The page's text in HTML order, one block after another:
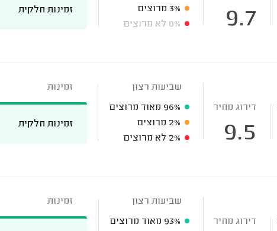
9.7
3% מרוצים
0% לא מרוצים
זמינות חלקית
דירוג מחיר
9.5
שביעות רצון
96% מאוד מרוצים
2% מרוצים
2% לא מרוצים
זמינות
זמינות חלקית
דירוג מחיר
שביעות רצון
93% מאוד מרוצים
זמינות